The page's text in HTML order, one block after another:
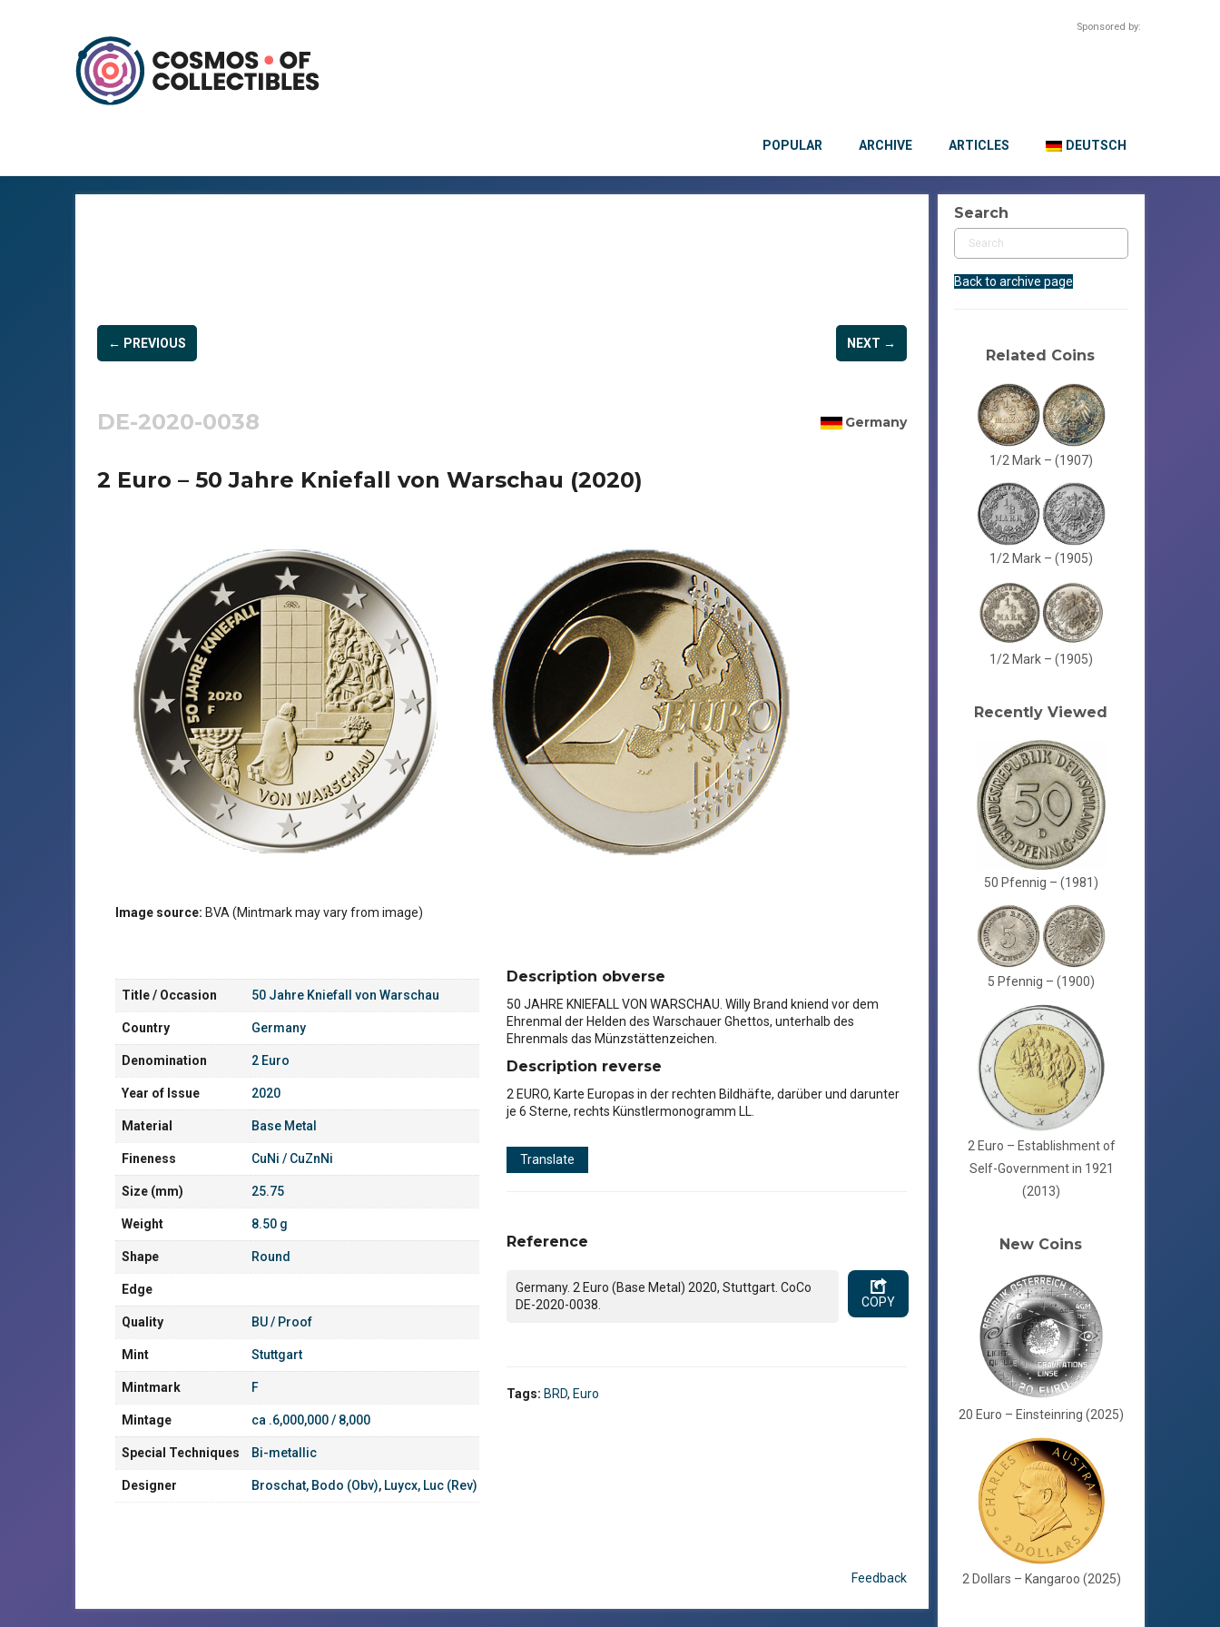
Sponsored by:
POPULAR ARCHIVE ARTICLES DEUTSCH
← PREVIOUS NEXT →
DE-2020-0038 Germany
2 Euro – 50 Jahre Kniefall von Warschau (2020)
Image source: BVA (Mintmark may vary from image)
Title / Occasion 50 Jahre Kniefall von Warschau
Country Germany
Denomination 2 Euro
Year of Issue 2020
Material Base Metal
Fineness CuNi / CuZnNi
Size (mm) 25.75
Weight 8.50 g
Shape Round
Edge
Quality BU / Proof
Mint Stuttgart
Mintmark F
Mintage ca .6,000,000 / 8,000
Special Techniques Bi-metallic
Designer Broschat, Bodo (Obv), Luycx, Luc (Rev)
Description obverse
50 JAHRE KNIEFALL VON WARSCHAU. Willy Brand kniend vor dem
Ehrenmal der Helden des Warschauer Ghettos, unterhalb des
Ehrenmals das Münzstättenzeichen.
Description reverse
2 EURO, Karte Europas in der rechten Bildhäfte, darüber und darunter
je 6 Sterne, rechts Künstlermonogramm LL.
Translate
Reference
Germany. 2 Euro (Base Metal) 2020, Stuttgart. CoCo
DE-2020-0038.
COPY
Tags: BRD, Euro
Feedback
Search
Back to archive page
Related Coins
1/2 Mark – (1907)
1/2 Mark – (1905)
1/2 Mark – (1905)
Recently Viewed
50 Pfennig – (1981)
5 Pfennig – (1900)
2 Euro – Establishment of
Self-Government in 1921
(2013)
New Coins
20 Euro – Einsteinring (2025)
2 Dollars – Kangaroo (2025)